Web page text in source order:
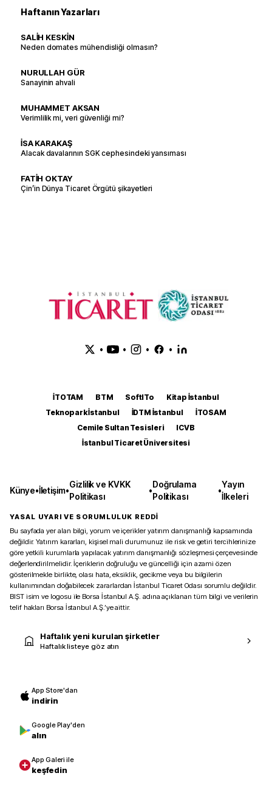
Haftanın Yazarları
SALİH KESKİN
Neden domates mühendisliği olmasın?
NURULLAH GÜR
Sanayinin ahvali
MUHAMMET AKSAN
Verimlilik mi, veri güvenliği mi?
İSA KARAKAŞ
Alacak davalarının SGK cephesindeki yansıması
FATİH OKTAY
Çin’in Dünya Ticaret Örgütü şikayetleri
• • • •
İTOTAM BTM SoftITo
Kitap İstanbul
Teknopark İstanbul
İDTM İstanbul
İTOSAM
Cemile Sultan Tesisleri
ICVB
İstanbul Ticaret Üniversitesi
Künye•İletişim•
Gizlilik ve KVKK
Politikası
•
Doğrulama
Politikası
•
Yayın
İlkeleri
YASAL UYARI VE SORUMLULUK REDDİ
Bu sayfada yer alan bilgi, yorum ve içerikler yatırım danışmanlığı kapsamında
değildir. Yatırım kararları, kişisel mali durumunuz ile risk ve getiri tercihlerinize
göre yetkili kurumlarla yapılacak yatırım danışmanlığı sözleşmesi çerçevesinde
değerlendirilmelidir. İçeriklerin doğruluğu ve güncelliği için azami özen
gösterilmekle birlikte, olası hata, eksiklik, gecikme veya bu bilgilerin
kullanımından doğabilecek zararlardan İstanbul Ticaret Odası sorumlu değildir.
BIST isim ve logosu ile Borsa İstanbul A.Ş. adına açıklanan tüm bilgi ve verilerin
telif hakları Borsa İstanbul A.Ş.’ye aittir.
Haftalık yeni kurulan şirketler
Haftalık listeye göz atın
App Store'dan
indirin
Google Play'den
alın
App Galeri ile
keşfedin